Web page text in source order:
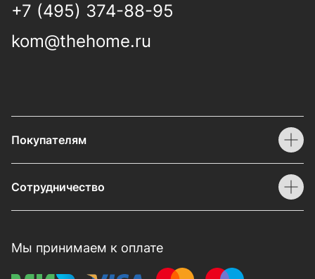
+7 (495) 374-88-95
kom@thehome.ru
Покупателям
Сотрудничество
Мы принимаем к оплате